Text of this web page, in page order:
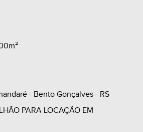
- Bento Gonçalves - RS
PARA LOCAÇÃO EM